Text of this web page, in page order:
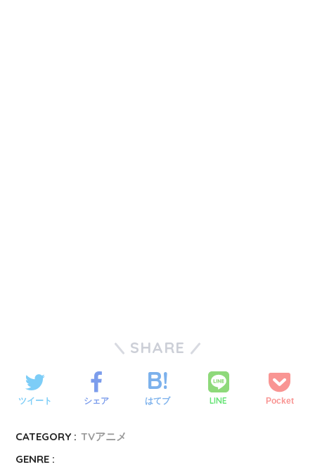
SHARE
ツイート シェア はてブ LINE Pocket
CATEGORY : TVアニメ
GENRE :